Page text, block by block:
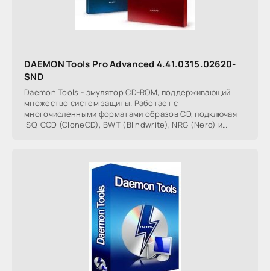
DAEMON Tools Pro Advanced 4.41.0315.02620-
SND
Daemon Tools - эмулятор СD-ROM, поддерживающий
множество систем защиты. Работает с
многочисленными форматами образов CD, подключая
ISO, CCD (CloneCD), BWT (Blindwrite), NRG (Nero) и